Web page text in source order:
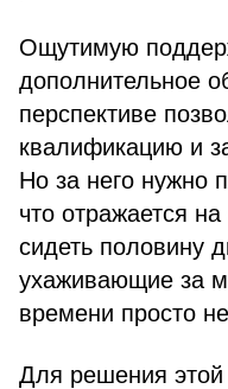
Ощутимую
дополнительное
перспективе
квалификацию и
Но за него нужно
что отражается
сидеть половину
ухаживающие за
времени просто
Для решения